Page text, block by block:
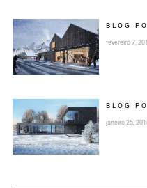
BLOG
fevereiro 7,
BLOG
janeiro 25,